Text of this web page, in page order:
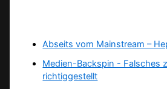
Abseits vom Mainstream –
Medien-Backspin - Falsches
richtiggestellt